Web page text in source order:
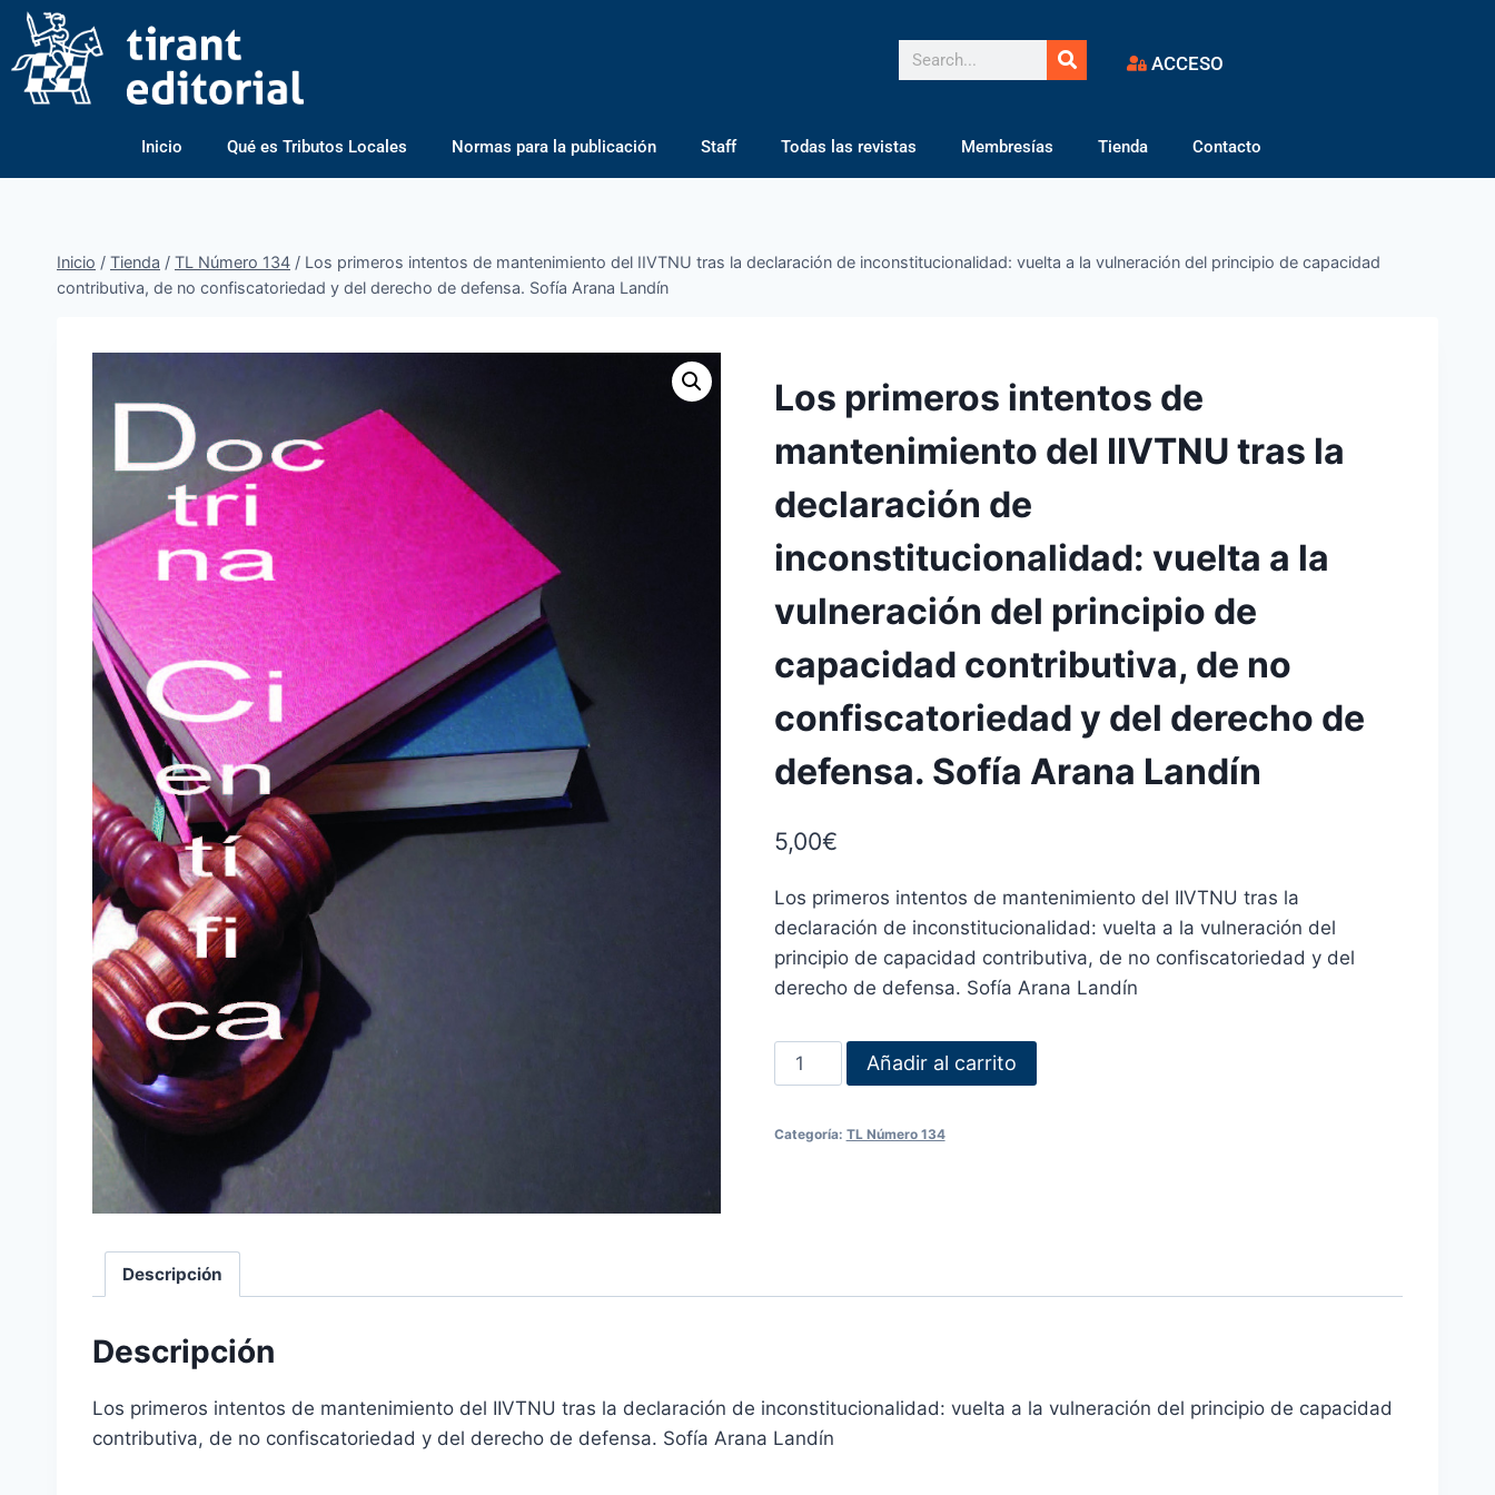
ACCESO
Inicio Qué es Tributos Locales Normas para la publicación Staff Todas las revistas Membresías Tienda Contacto
Inicio / Tienda / TL Número 134 / Los primeros intentos de mantenimiento del IIVTNU tras la declaración de inconstitucionalidad: vuelta a la vulneración del principio de capacidad
contributiva, de no confiscatoriedad y del derecho de defensa. Sofía Arana Landín
Los primeros intentos de
mantenimiento del IIVTNU tras la
declaración de
inconstitucionalidad: vuelta a la
vulneración del principio de
capacidad contributiva, de no
confiscatoriedad y del derecho de
defensa. Sofía Arana Landín
5,00€
Los primeros intentos de mantenimiento del IIVTNU tras la
declaración de inconstitucionalidad: vuelta a la vulneración del
principio de capacidad contributiva, de no confiscatoriedad y del
derecho de defensa. Sofía Arana Landín
Añadir al carrito
Categoría: TL Número 134
Descripción
Descripción
Los primeros intentos de mantenimiento del IIVTNU tras la declaración de inconstitucionalidad: vuelta a la vulneración del principio de capacidad
contributiva, de no confiscatoriedad y del derecho de defensa. Sofía Arana Landín